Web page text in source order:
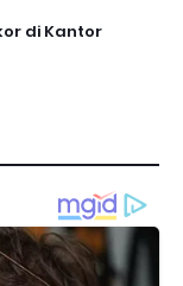
di Kantor